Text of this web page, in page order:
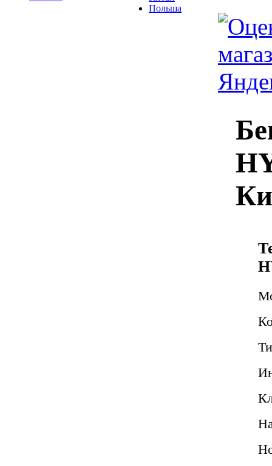
Польша